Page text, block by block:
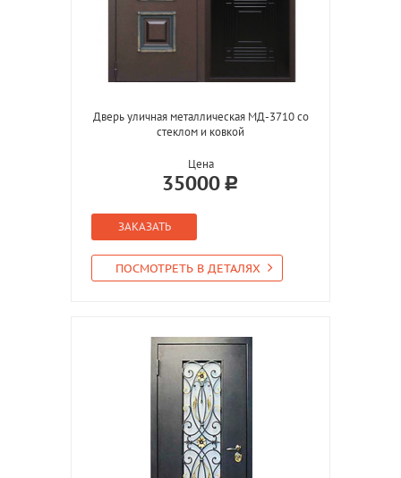
Дверь уличная металлическая МД-3710 со
стеклом и ковкой
Цена
35000
ЗАКАЗАТЬ
ПОСМОТРЕТЬ В ДЕТАЛЯХ